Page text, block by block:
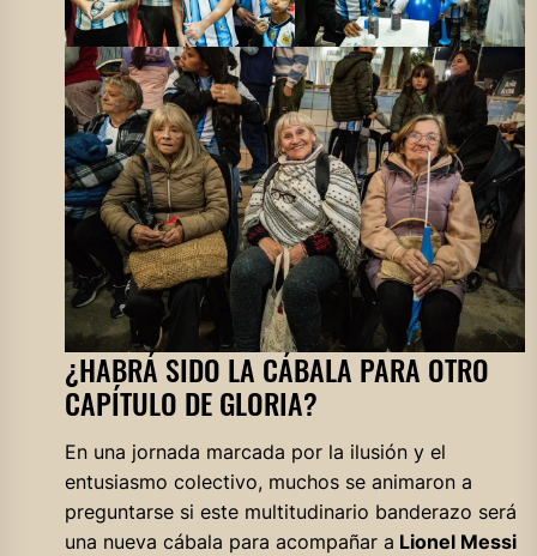
¿HABRÁ SIDO LA CÁBALA PARA OTRO
CAPÍTULO DE GLORIA?
En una jornada marcada por la ilusión y el
entusiasmo colectivo, muchos se animaron a
preguntarse si este multitudinario banderazo será
una nueva cábala para acompañar a Lionel Messi